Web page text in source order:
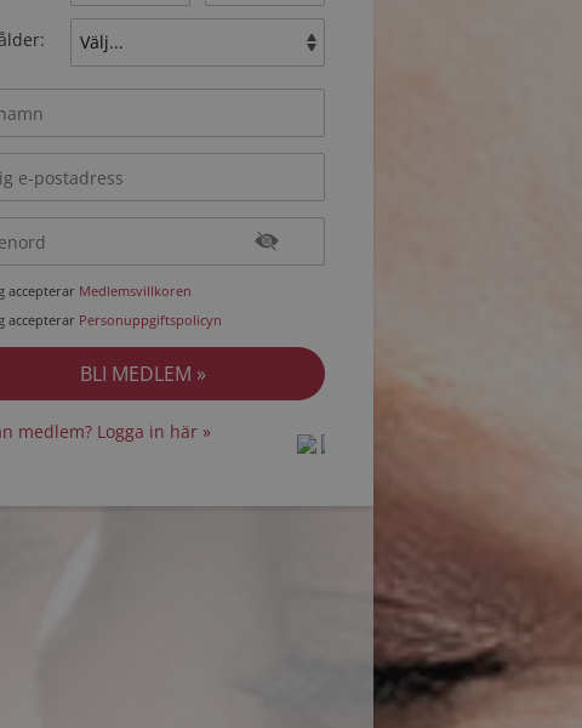
accepterar Medlemsvillkoren
accepterar Personuppgiftspolicyn
medlem? Logga in här »